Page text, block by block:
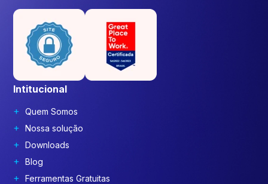
Intitucional
Quem Somos
Nossa solução
Downloads
Blog
Ferramentas Gratuitas